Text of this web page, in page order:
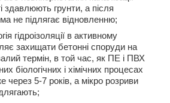
здавлюють грунти, а після
не підлягає відновленню;
гідроізоляції в активному
захищати бетонні споруди на
термін, в той час, як ПЕ і ПВХ
біологічних і хімічних процесах
через 5-7 років, а мікро розриви